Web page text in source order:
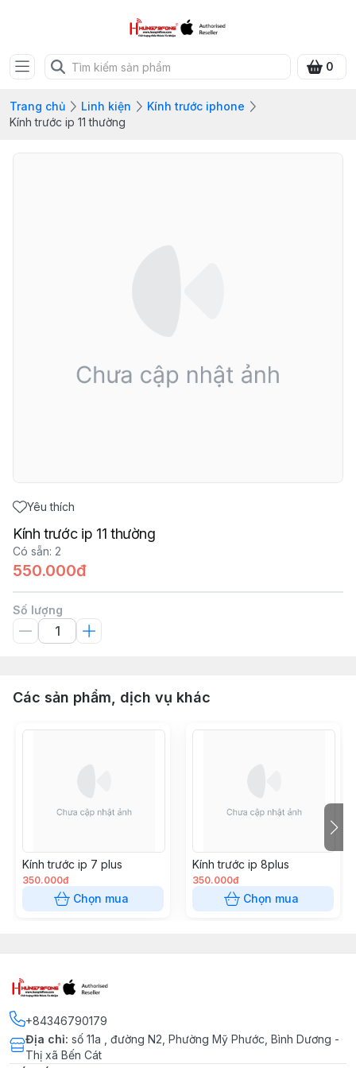
0
Trang chủ Linh kiện
Kính trước iphone
Kính trước ip 11 thường
Yêu thích
Kính trước ip 11 thường
Có sẵn: 2
550.000đ
Số lượng
Các sản phẩm, dịch vụ khác
Kính trước ip 7 plus
350.000đ
Chọn mua
Kính trước ip 8plus
350.000đ
Chọn mua
+84346790179
Địa chỉ: số 11a , đường N2, Phường Mỹ Phước, Bình Dương -
Thị xã Bến Cát